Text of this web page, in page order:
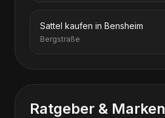
Sattel kaufen in Bensheim
Bergstraße
Ratgeber & Marken